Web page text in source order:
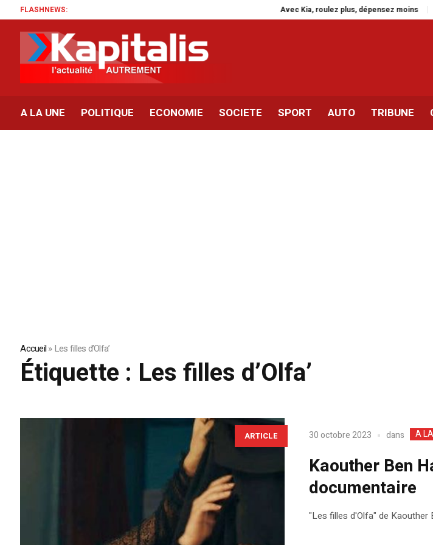
FLASHNEWS: Avec Kia, roulez plus, dépensez moins
A LA UNE POLITIQUE ECONOMIE SOCIETE SPORT AUTO TRIBUNE
Accueil»Les filles d’Olfa’
Étiquette : Les filles d’Olfa’
ARTICLE 30 octobre 2023 dans A
Kaouther Ben
documentaire
"Les filles d'Olfa" de Kaouther